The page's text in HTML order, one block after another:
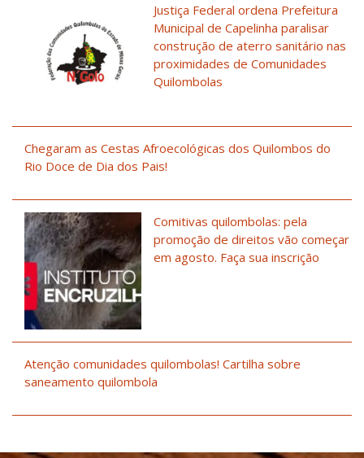
Justiça Federal ordena Prefeitura
Municipal de Capelinha paralisar
construção de aterro sanitário nas
proximidades de Comunidades
Quilombolas
Chegaram as Cestas Afroecológicas dos Quilombos do
Rio Doce de Dia dos Pais!
Comitivas quilombolas: pela
promoção de direitos vão começar
em agosto. Faça sua inscrição
Atenção comunidades quilombolas! Cartilha sobre
saneamento quilombola